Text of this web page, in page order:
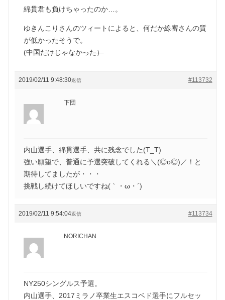
綿貫君も負けちゃったのか…。
ゆきんこりさんのツィートによると、何だか線審さんの質
が低かったそうで。
(中国だけじゃなかった）
2019/02/11 9:48:30 #113732
返信
下団
内山選手、綿貫選手、共に残念でした(T_T)
強い願望で、普通に予選突破してくれる＼(◎o◎)／！と
期待してましたが・・・
挑戦し続けてほしいですね(｀・ω・´)ゞ
2019/02/11 9:54:04 #113734
返信
NORICHAN
NY250シングルス予選。
内山選手、2017ミラノ卒業生エスコベド選手にフルセッ